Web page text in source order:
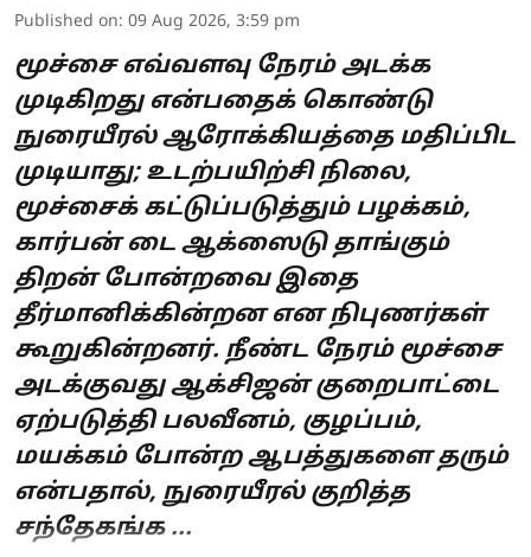
Published on: 09 Aug 2026, 3:59 pm
மூச்சை எவ்வளவு நேரம் அடக்க
முடிகிறது என்பதைக் கொண்டு
நுரையீரல் ஆரோக்கியத்தை மதிப்பிட
முடியாது; உடற்பயிற்சி நிலை,
மூச்சைக் கட்டுப்படுத்தும் பழக்கம்,
கார்பன் டை ஆக்ஸைடு தாங்கும்
திறன் போன்றவை இதை
தீர்மானிக்கின்றன என நிபுணர்கள்
கூறுகின்றனர். நீண்ட நேரம் மூச்சை
அடக்குவது ஆக்சிஜன் குறைபாட்டை
ஏற்படுத்தி பலவீனம், குழப்பம்,
மயக்கம் போன்ற ஆபத்துகளை தரும்
என்பதால், நுரையீரல் குறித்த
சந்தேகங்க ...